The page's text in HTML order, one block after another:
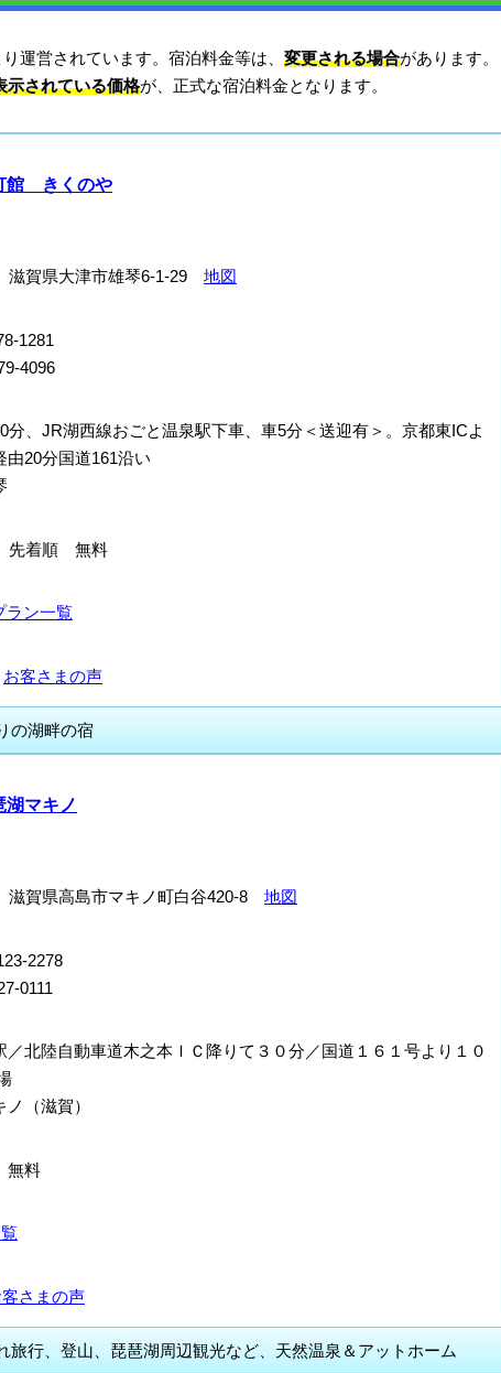
運営されています。宿泊料金等は、 変更される場合があります。
示されている価格が、正式な宿泊料金となります。
館 きくのや
滋賀県大津市雄琴6-1-29 地図
1281
4096
分、JR湖西線おごと温泉駅下車、車5分＜送迎有＞。京都東ICよ
由20分国道161沿い
着順 無料
ラン一覧
お客さまの声
の湖畔の宿
湖マキノ
賀県高島市マキノ町白谷420-8 地図
2278
0111
／北陸自動車道木之本ＩＣ降りて３０分／国道１６１号より１０
（滋賀）
料
客さまの声
行、登山、琵琶湖周辺観光など、天然温泉＆アットホーム